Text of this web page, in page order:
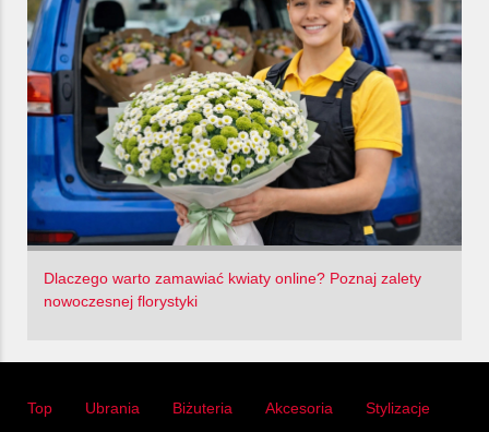
Dlaczego warto zamawiać kwiaty online? Poznaj zalety
nowoczesnej florystyki
Top Ubrania Biżuteria Akcesoria Stylizacje